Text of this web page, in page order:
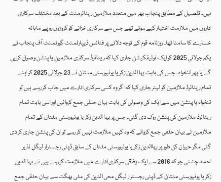
ہیں۔ تفصیل کے مطابق پنجاب بھر میں متعدد ملازمین ریٹائرمنٹ کے بعد مختلف سرکاری
اداروں میں ملازمت اختیار کیے ہوئے تھے جس سے سرکاری خزانے کو کروڑوں روپے ماہانہ
خسارے کا سامنا تھا۔ روزنامہ قوم کے توجہ دلانے پر فنانس ڈیپارٹمنٹ گورنمنٹ آف پنجاب نے
یکم جولائی 2025 کو ایک نوٹیفکیشن جاری کیا کہ ریٹائرڈ سرکاری ملازمین یا پنشن وصول کریں
گے یا پھر تنخواہ۔ جس کی بابت بہا الدین زکریا یونیورسٹی ملتان نے 23 جولائی 2025 کو اپنے
تمام ریٹائرڈ ملازمین کو لیٹر جاری کیا کہ اگر وہ کسی سرکاری ادارے میں جاب کر رہے ہیں تو
تنخواہ یا پنشن میں سے ایک کی وصولی کی بابت بیان حلفی جمع کروائیں اور اسی بابت تمام
ریٹائرڈ ملازمین کی پنشن روک دی گئی۔ جس پر بہا الدین زکریا یونیورسٹی ملتان کے تمام
ملازمین نے بیان حلفی جمع کروائے کہ وہ کہیں ملازمت نہیں کر رہے تو ان کی پنشن جاری کر دی
گئی مگر حیران کن طور پر بہاالدین زکریا یونیورسٹی ملتان کے سابق ڈپٹی رجسٹرار لیگل نذیر
احمد چشتی جو کہ 2016 سے ایک وفاقی سرکاری ادارے میں ملازمت کر رہے ہیں نے بہا الدین
زکریا یونیورسٹی ملتان کے ڈپٹی رجسٹرار لیگل محی الدین کی ملی بھگت سے بیان حلفی جمع